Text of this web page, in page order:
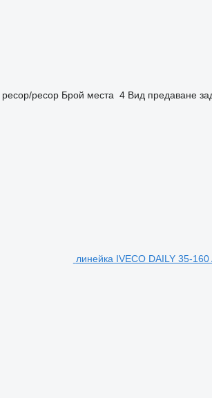
ресор/ресор Брой места 4 Вид предаване
линейка IVECO DAILY 35-160